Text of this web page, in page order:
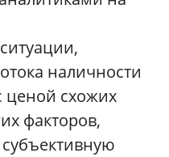
наличности
ценой схожих
факторов,